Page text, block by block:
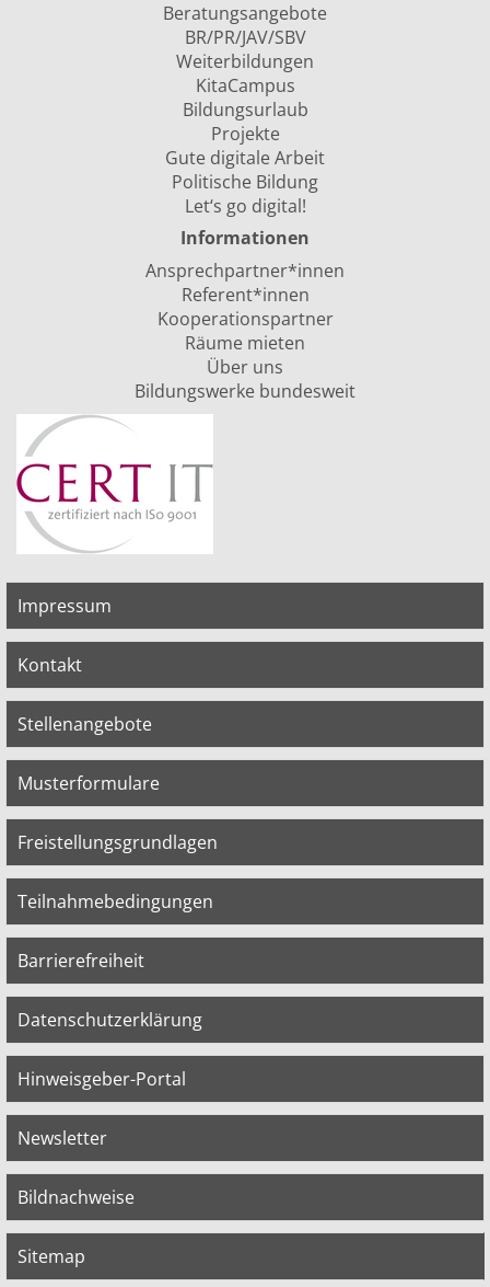
Beratungsangebote
BR/PR/JAV/SBV
Weiterbildungen
KitaCampus
Bildungsurlaub
Projekte
Gute digitale Arbeit
Politische Bildung
Let‘s go digital!
Informationen
Ansprechpartner*innen
Referent*innen
Kooperationspartner
Räume mieten
Über uns
Bildungswerke bundesweit
Impressum
Kontakt
Stellenangebote
Musterformulare
Freistellungsgrundlagen
Teilnahmebedingungen
Barrierefreiheit
Datenschutzerklärung
Hinweisgeber-Portal
Newsletter
Bildnachweise
Sitemap